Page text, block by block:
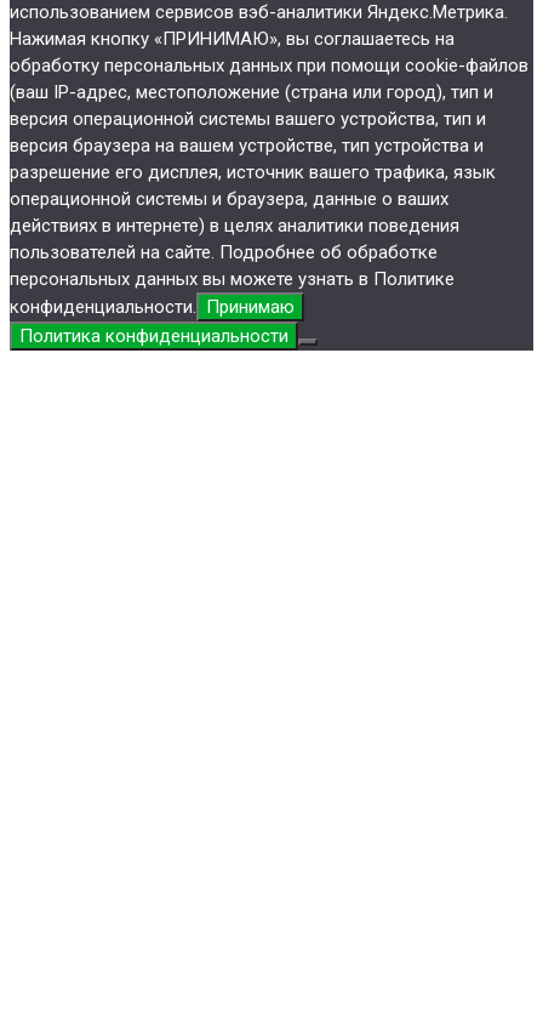
использованием сервисов вэб-аналитики Яндекс.Метрика.
Нажимая кнопку «ПРИНИМАЮ», вы соглашаетесь на
обработку персональных данных при помощи cookie-файлов
(ваш IP-адрес, местоположение (страна или город), тип и
версия операционной системы вашего устройства, тип и
версия браузера на вашем устройстве, тип устройства и
разрешение его дисплея, источник вашего трафика, язык
операционной системы и браузера, данные о ваших
действиях в интернете) в целях аналитики поведения
пользователей на сайте. Подробнее об обработке
персональных данных вы можете узнать в Политике
конфиденциальности. Принимаю
Политика конфиденциальности